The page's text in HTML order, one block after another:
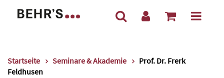
Startseite Seminare & Akademie
Prof. Dr. Frerk
Feldhusen